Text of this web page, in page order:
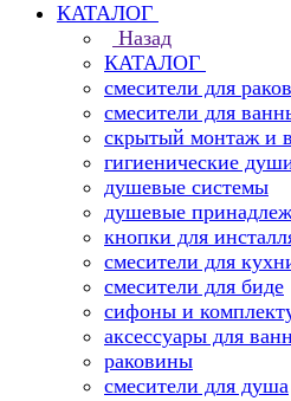
КАТАЛОГ
Назад
КАТАЛОГ
смесители для
смесители для
скрытый монтаж и
гигиенические
душевые системы
душевые
кнопки для
смесители для
смесители для биде
сифоны и
аксессуары для ванн
раковины
смесители для душа